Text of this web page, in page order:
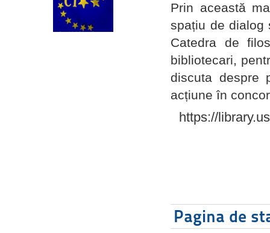
Prin această
spațiu de dialog
Catedra de
bibliotecari,
discuta despre
acțiune în
https://
Pagina de